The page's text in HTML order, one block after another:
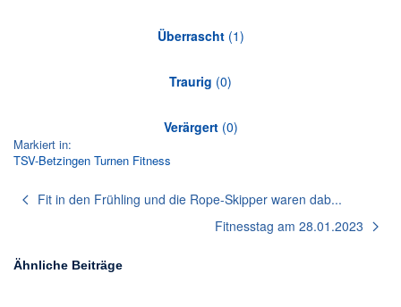
Überrascht(1)
Traurig (0)
Verärgert(0)
Markiert in:
TSV-Betzingen Turnen Fitness
Fit in den Frühling und die Rope-Skipper waren dab...
Fitnesstag am 28.01.2023
Ähnliche Beiträge